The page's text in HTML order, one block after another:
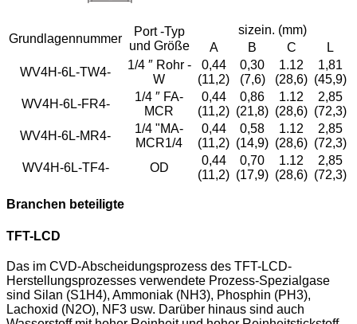
Grundlagennummer
Port -Typ
und Größe
sizein. (mm)
A
B C
L
WV4H-6L-TW4-
1/4 ″ Rohr -
W
0,44
(11,2)
0,30
(7,6)
1.12
(28,6)
1,81
(45,9)
WV4H-6L-FR4-
1/4 ″ FA-
MCR
0,44
(11,2)
0,86
(21,8)
1.12
(28,6)
2,85
(72,3)
WV4H-6L-MR4-
1/4 "MA-
MCR1/4
0,44
(11,2)
0,58
(14,9)
1.12
(28,6)
2,85
(72,3)
WV4H-6L-TF4-
OD
0,44
(11,2)
0,70
(17,9)
1.12
(28,6)
2,85
(72,3)
Branchen beteiligte
TFT-LCD
Das im CVD-Abscheidungsprozess des TFT-LCD-
Herstellungsprozesses verwendete Prozess-Spezialgase
sind Silan (S1H4), Ammoniak (NH3), Phosphin (PH3),
Lachoxid (N2O), NF3 usw. Darüber hinaus sind auch